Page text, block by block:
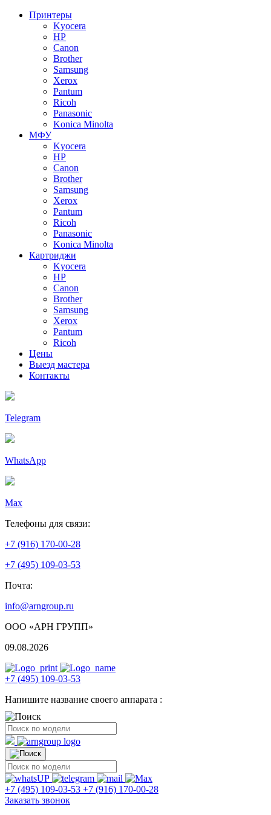
Принтеры
Kyocera
HP
Canon
Brother
Samsung
Xerox
Pantum
Ricoh
Panasonic
Konica Minolta
МФУ
Kyocera
HP
Canon
Brother
Samsung
Xerox
Pantum
Ricoh
Panasonic
Konica Minolta
Картриджи
Kyocera
HP
Canon
Brother
Samsung
Xerox
Pantum
Ricoh
Цены
Выезд мастера
Контакты
Telegram
WhatsApp
Max
Телефоны для связи:
+7 (916) 170-00-28
+7 (495) 109-03-53
Почта:
info@arngroup.ru
ООО «АРН ГРУПП»
09.08.2026
+7 (495) 109-03-53
Напишите название своего аппарата :
+7 (495) 109-03-53 +7 (916) 170-00-28
Заказать звонок